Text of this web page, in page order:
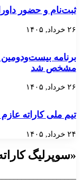
ثبت‌نام و حضور
۲۶ خرداد, ۱۴۰۵
برنامه
مشخص شد
۲۶ خرداد, ۱۴۰۵
تیم ملی کاراته
۲۴ خرداد, ۱۴۰۵
«سوپرلیگ